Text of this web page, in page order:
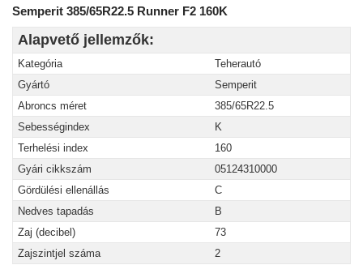
Semperit 385/65R22.5 Runner F2 160K
Alapvető jellemzők:
Kategória
Teherautó
Gyártó
Semperit
Abroncs méret
385/65R22.5
Sebességindex
K
Terhelési index
160
Gyári cikkszám
05124310000
Gördülési ellenállás
C
Nedves tapadás
B
Zaj (decibel)
73
Zajszintjel száma
2